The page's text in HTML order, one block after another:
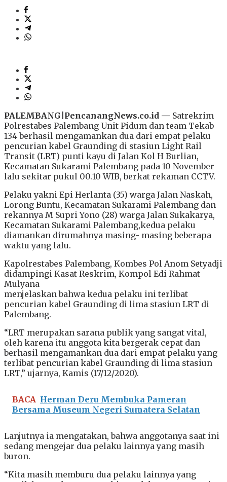
PALEMBANG|PencanangNews.co.id — Satrekrim
Polrestabes Palembang Unit Pidum dan team Tekab
134 berhasil mengamankan dua dari empat pelaku
pencurian kabel Graunding di stasiun Light Rail
Transit (LRT) punti kayu di Jalan Kol H Burlian,
Kecamatan Sukarami Palembang pada 10 November
lalu sekitar pukul 00.10 WIB, berkat rekaman CCTV.
Pelaku yakni Epi Herlanta (35) warga Jalan Naskah,
Lorong Buntu, Kecamatan Sukarami Palembang dan
rekannya M Supri Yono (28) warga Jalan Sukakarya,
Kecamatan Sukarami Palembang,kedua pelaku
diamankan dirumahnya masing- masing beberapa
waktu yang lalu.
Kapolrestabes Palembang, Kombes Pol Anom Setyadji
didampingi Kasat Reskrim, Kompol Edi Rahmat
Mulyana
menjelaskan bahwa kedua pelaku ini terlibat
pencurian kabel Graunding di lima stasiun LRT di
Palembang.
“LRT merupakan sarana publik yang sangat vital,
oleh karena itu anggota kita bergerak cepat dan
berhasil mengamankan dua dari empat pelaku yang
terlibat pencurian kabel Graunding di lima stasiun
LRT,” ujarnya, Kamis (17/12/2020).
BACA Herman Deru Membuka Pameran
Bersama Museum Negeri Sumatera Selatan
Lanjutnya ia mengatakan, bahwa anggotanya saat ini
sedang mengejar dua pelaku lainnya yang masih
buron.
“Kita masih memburu dua pelaku lainnya yang